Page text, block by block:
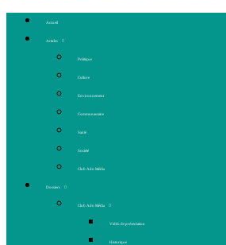
Accueil
Articles
Politique
Culture
Environnement
Communautaire
Santé
Société
Club Ado Média
Dossiers
Club Ado Média
Vidéo de présentation
Historique